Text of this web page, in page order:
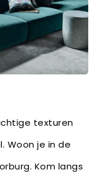
texturen
Woon je in de
Kom langs